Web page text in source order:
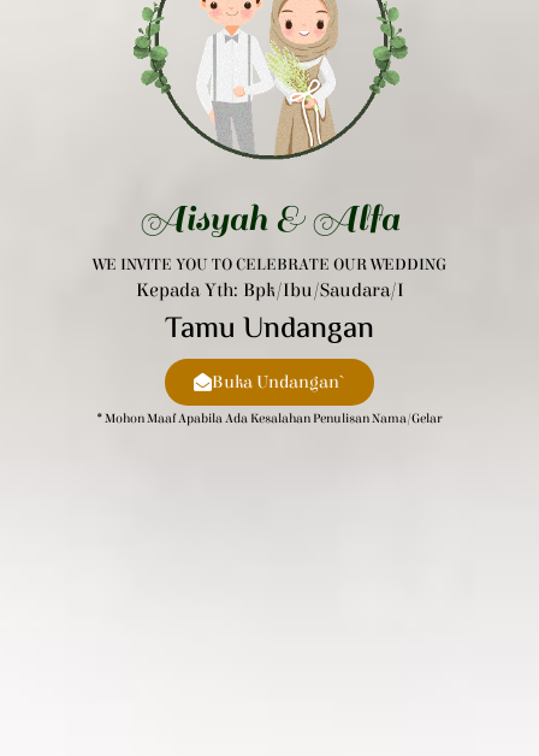
Aisyah & Alfa
WE INVITE YOU TO CELEBRATE OUR WEDDING
Kepada Yth: Bpk/Ibu/Saudara/i
Tamu Undangan
Buka Undangan`
* Mohon Maaf Apabila Ada Kesalahan Penulisan Nama/gelar